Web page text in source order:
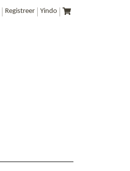
Registreer Yindo